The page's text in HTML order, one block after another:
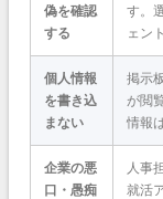
偽を確認
する
す。
ェン
個人情報
を書き込
まない
掲示
が閲
情報
企業の悪
口・愚痴
人事
就活